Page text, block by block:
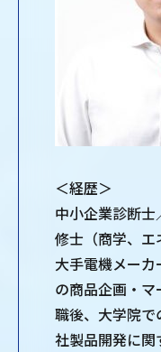
＜経歴＞
中小企業診断
修士（商学、エ
大手電機メー
の商品企画・
職後、大学院で
社製品開発に